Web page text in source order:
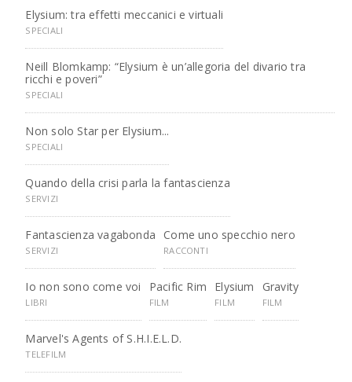
Elysium: tra effetti meccanici e virtuali
SPECIALI
Neill Blomkamp: “Elysium è un’allegoria del divario tra
ricchi e poveri”
SPECIALI
Non solo Star per Elysium...
SPECIALI
Quando della crisi parla la fantascienza
SERVIZI
Fantascienza vagabonda
SERVIZI
Come uno specchio nero
RACCONTI
Io non sono come voi
LIBRI
Pacific Rim
FILM
Elysium
FILM
Gravity
FILM
Marvel's Agents of S.H.I.E.L.D.
TELEFILM